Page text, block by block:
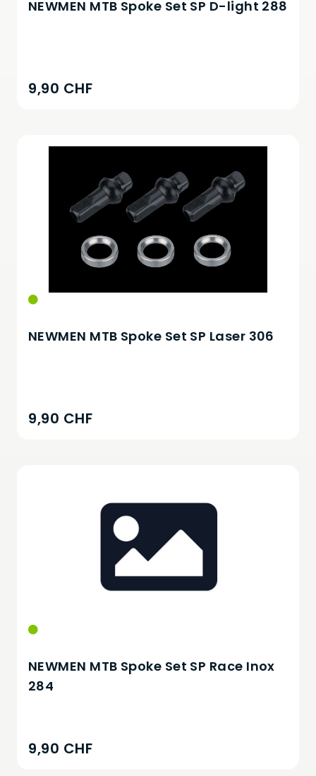
NEWMEN MTB Spoke Set SP D-light 288
9,90 CHF
NEWMEN MTB Spoke Set SP Laser 306
9,90 CHF
NEWMEN MTB Spoke Set SP Race Inox
284
9,90 CHF